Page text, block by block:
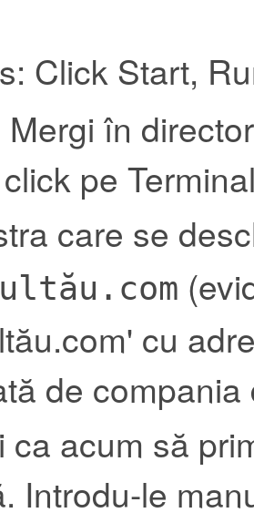
Click Start,
în
pe
care se
cu
de
ca acum să
Introdu-le